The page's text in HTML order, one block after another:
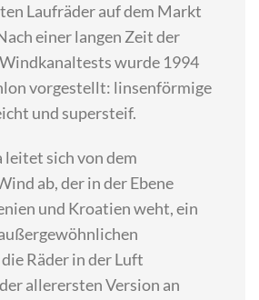
Laufräder auf dem Markt
einer langen Zeit der
wurde 1994
vorgestellt: linsenförmige
und supersteif.
leitet sich von dem
ab, der in der Ebene
und Kroatien weht, ein
Räder in der Luft
allerersten Version an